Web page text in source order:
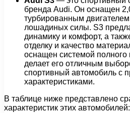
бренда Audi. Он оснащен
турбированным
лошадиных силы. S3
динамику и комфорт, а
отделку и качество
оснащен системой полного
делает его отличным
спортивный автомобиль с
характеристиками.
В таблице ниже представлено
характеристик этих автомобилей: